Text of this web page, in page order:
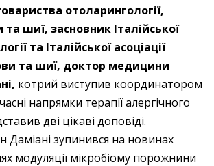
отоларингології,
та шиї, засновник Італійської
та Італійської асоціації
та шиї, доктор медицини
котрий виступив координатором
напрямки терапії алергічного
дві цікаві доповіді.
Даміані зупинився на новинах
модуляції мікробіому порожнини